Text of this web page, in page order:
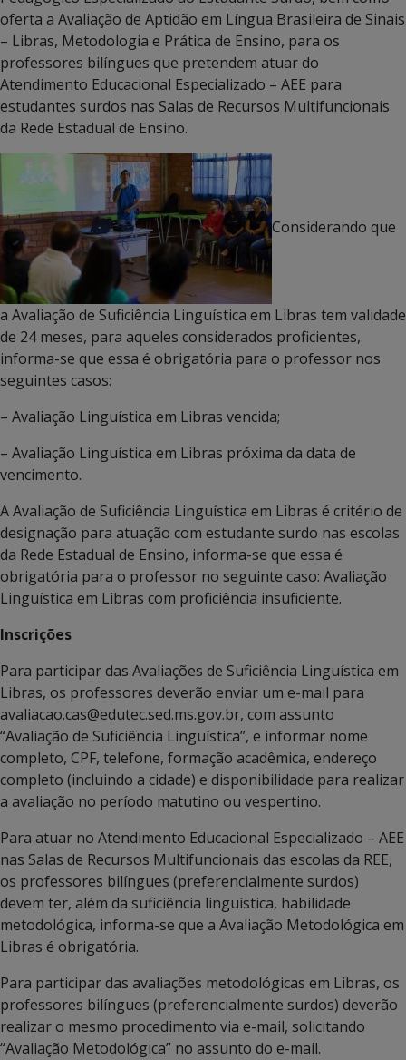
oferta a Avaliação de Aptidão em Língua Brasileira de Sinais
– Libras, Metodologia e Prática de Ensino, para os
professores bilíngues que pretendem atuar do
Atendimento Educacional Especializado – AEE para
estudantes surdos nas Salas de Recursos Multifuncionais
da Rede Estadual de Ensino.
Considerando que
a Avaliação de Suficiência Linguística em Libras tem validade
de 24 meses, para aqueles considerados proficientes,
informa-se que essa é obrigatória para o professor nos
seguintes casos:
– Avaliação Linguística em Libras vencida;
– Avaliação Linguística em Libras próxima da data de
vencimento.
A Avaliação de Suficiência Linguística em Libras é critério de
designação para atuação com estudante surdo nas escolas
da Rede Estadual de Ensino, informa-se que essa é
obrigatória para o professor no seguinte caso: Avaliação
Linguística em Libras com proficiência insuficiente.
Inscrições
Para participar das Avaliações de Suficiência Linguística em
Libras, os professores deverão enviar um e-mail para
avaliacao.cas@edutec.sed.ms.gov.br, com assunto
“Avaliação de Suficiência Linguística”, e informar nome
completo, CPF, telefone, formação acadêmica, endereço
completo (incluindo a cidade) e disponibilidade para realizar
a avaliação no período matutino ou vespertino.
Para atuar no Atendimento Educacional Especializado – AEE
nas Salas de Recursos Multifuncionais das escolas da REE,
os professores bilíngues (preferencialmente surdos)
devem ter, além da suficiência linguística, habilidade
metodológica, informa-se que a Avaliação Metodológica em
Libras é obrigatória.
Para participar das avaliações metodológicas em Libras, os
professores bilíngues (preferencialmente surdos) deverão
realizar o mesmo procedimento via e-mail, solicitando
“Avaliação Metodológica” no assunto do e-mail.